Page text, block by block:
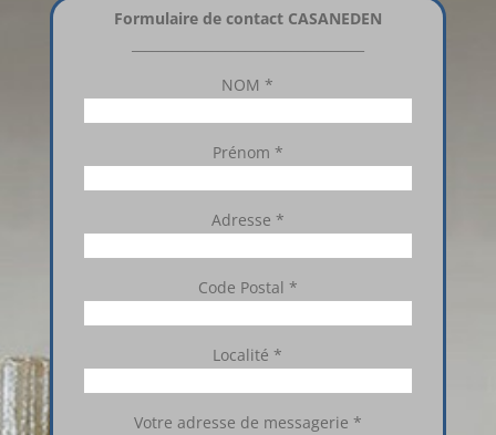
Formulaire de contact CASANEDEN
NOM *
Prénom *
Adresse *
Code Postal *
Localité *
Votre adresse de messagerie *